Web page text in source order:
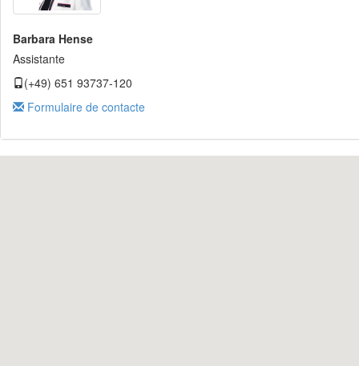
Barbara Hense
Assistante
(+49) 651 93737-120
Formulaire de contacte